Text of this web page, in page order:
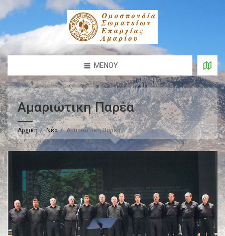
ΜΕΝΟΎ
Αμαριώτικη Παρέα
Αρχική Νέα Αμαριώτικη Παρέα